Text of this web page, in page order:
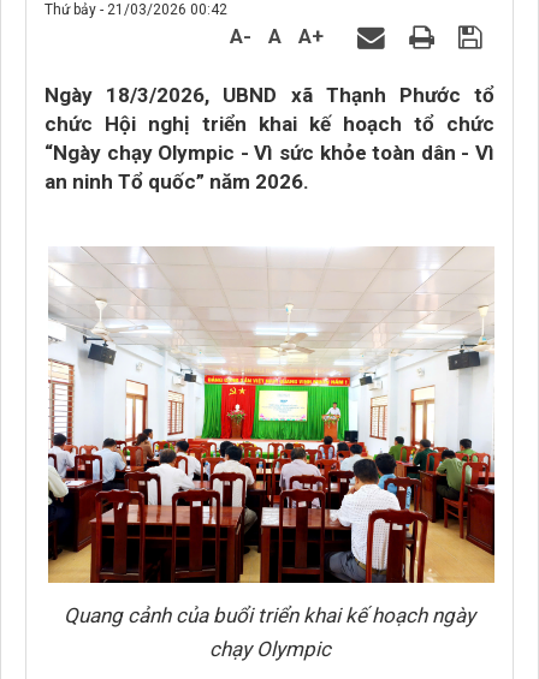
Thứ bảy - 21/03/2026 00:42
A- A A+
Ngày 18/3/2026, UBND xã Thạnh Phước tổ
chức Hội nghị triển khai kế hoạch tổ chức
“Ngày chạy Olympic - Vì sức khỏe toàn dân - Vì
an ninh Tổ quốc” năm 2026.
Quang cảnh của buổi triển khai kế hoạch ngày
chạy Olympic